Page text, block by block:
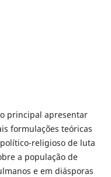
principal apresentar
formulações teóricas
religioso de luta
a população de
e em diásporas